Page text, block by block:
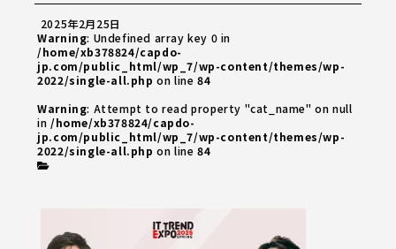
2025年2月25日
Warning: Undefined array key 0 in
/home/xb378824/capdo-
jp.com/public_html/wp_7/wp-content/themes/wp-
2022/single-all.php on line84
Warning: Attempt to read property "cat_name" on null
in/home/xb378824/capdo-
jp.com/public_html/wp_7/wp-content/themes/wp-
2022/single-all.php on line84